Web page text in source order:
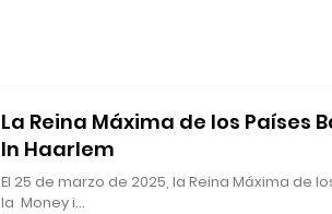
La Reina Máxima de los Países
In Haarlem
El 25 de marzo de 2025, la Reina Máxima de
la Money i…